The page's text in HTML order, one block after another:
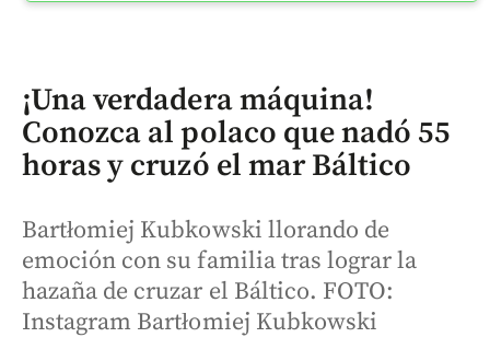
¡Una verdadera máquina!
Conozca al polaco que nadó 55
horas y cruzó el mar Báltico
Bartłomiej Kubkowski llorando de
emoción con su familia tras lograr la
hazaña de cruzar el Báltico. FOTO:
Instagram Bartłomiej Kubkowski